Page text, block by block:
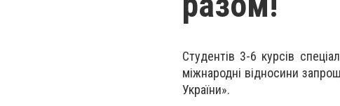
Студентів 3-6 курсів
міжнародні відносини
України».